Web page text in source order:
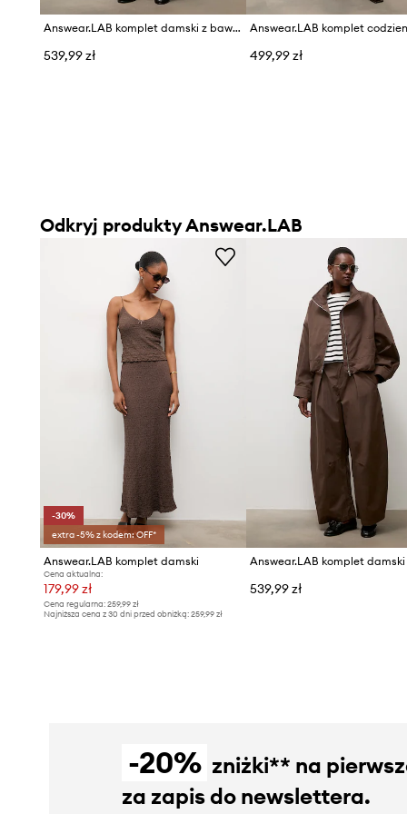
Answear.LAB komplet damski z bawełną
539,99 zł 499,99 zł
Odkryj produkty Answear.LAB
-30%
extra -5% z kodem: OFF*
Answear.LAB komplet damski
Cena aktualna:
179,99 zł
Cena regularna: 259,99 zł
Najniższa cena z 30 dni przed obniżką: 259,99 zł
539,99 zł
-20% zniżki** na
za zapis do newslettera.